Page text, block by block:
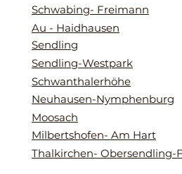
Schwabing- Freimann
Au - Haidhausen
Sendling
Sendling-Westpark
Neuhausen-Nymphenburg
Schwanthalerhöhe
Moosach
Milbertshofen- Am Hart
Thalkirchen- Obersendling-